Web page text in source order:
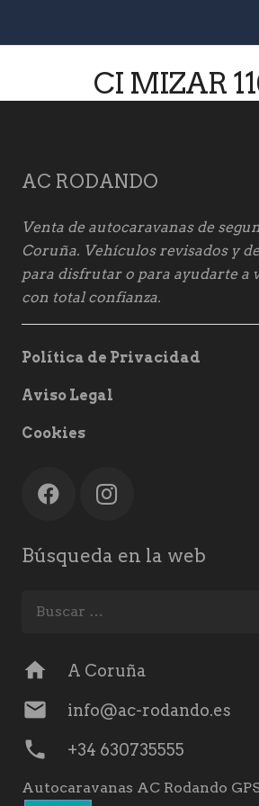
CI MIZAR
AC RODANDO
Venta de autocaravanas de
Coruña. Vehículos revisados y
para disfrutar o para ayudarte a
con total confianza.
Política de Privacidad
Aviso Legal
Cookies
Búsqueda en la web
home A Coruña
mail info@ac-rodando.es
phone +34 630735555
Autocaravanas AC Rodando